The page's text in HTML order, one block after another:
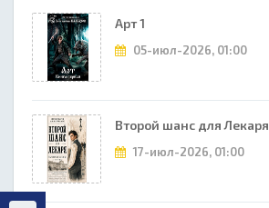
Арт 1
05-июл-2026, 01:00
Второй шанс для Лекаря
17-июл-2026, 01:00